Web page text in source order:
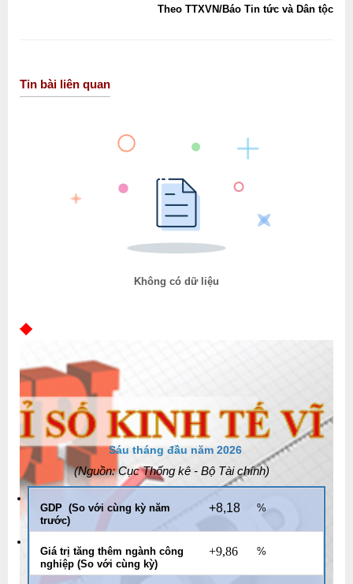
Theo TTXVN/Báo Tin tức và Dân tộc
Tin bài liên quan
Không có dữ liệu
Sáu tháng đầu năm 2026
(Nguồn: Cục Thống kê - Bộ Tài chính)
GDP (So với cùng kỳ năm
trước)
+8,18 %
Giá trị tăng thêm ngành công
nghiệp (So với cùng kỳ)
+9,86 %